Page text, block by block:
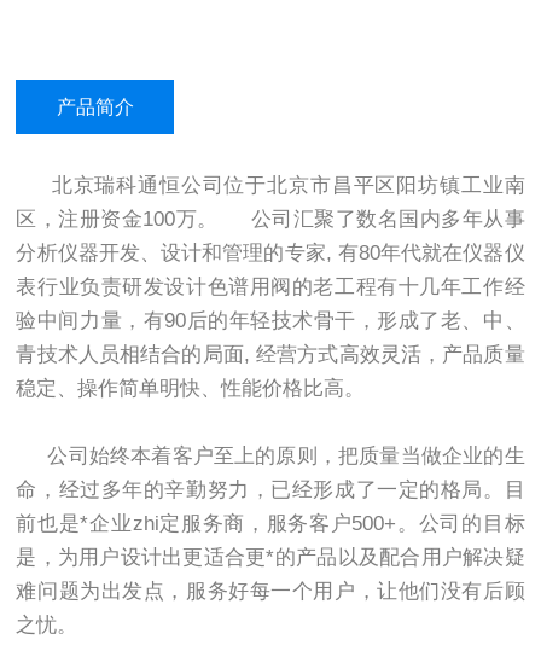
产品简介
北京瑞科通恒公司位于北京市昌平区阳坊镇工业南
区，注册资金100万。 公司汇聚了数名国内多年从事
分析仪器开发、设计和管理的专家, 有80年代就在仪器仪
表行业负责研发设计色谱用阀的老工程有十几年工作经
验中间力量，有90后的年轻技术骨干，形成了老、中、
青技术人员相结合的局面, 经营方式高效灵活，产品质量
稳定、操作简单明快、性能价格比高。
公司始终本着客户至上的原则，把质量当做企业的生
命，经过多年的辛勤努力，已经形成了一定的格局。目
前也是*企业zhi定服务商，服务客户500+。公司的目标
是，为用户设计出更适合更*的产品以及配合用户解决疑
难问题为出发点，服务好每一个用户，让他们没有后顾
之忧。